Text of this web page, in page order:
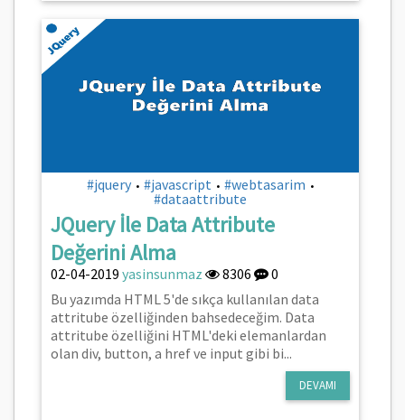
#jquery • #javascript • #webtasarim •
#dataattribute
JQuery İle Data Attribute
Değerini Alma
02-04-2019 yasinsunmaz 8306
0
Bu yazımda HTML 5'de sıkça kullanılan data
attritube özelliğinden bahsedeceğim. Data
attritube özelliğini HTML'deki elemanlardan
olan div, button, a href ve input gibi bi...
DEVAMI